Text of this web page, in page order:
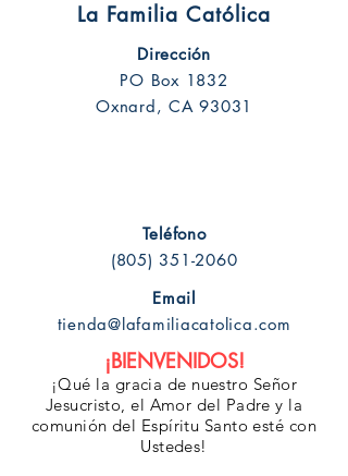
La Familia Católica
Dirección
PO Box 1832
Oxnard, CA 93031
Email
tienda@lafamiliacatolica.com
Teléfono
(805) 351-2060
¡BIENVENIDOS!
¡Qué la gracia de nuestro Señor
Jesucristo, el Amor del Padre y la
comunión del Espíritu Santo esté con
Ustedes!